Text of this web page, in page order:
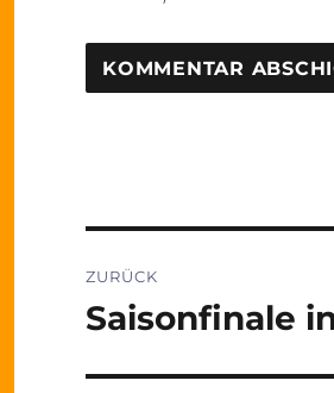
ZURÜCK
Vorheriger
Saisonfinale